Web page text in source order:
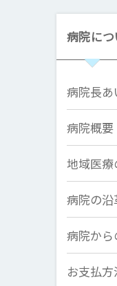
病院につ
病院長あ
病院概要
地域医
病院の沿
病院か
お支払